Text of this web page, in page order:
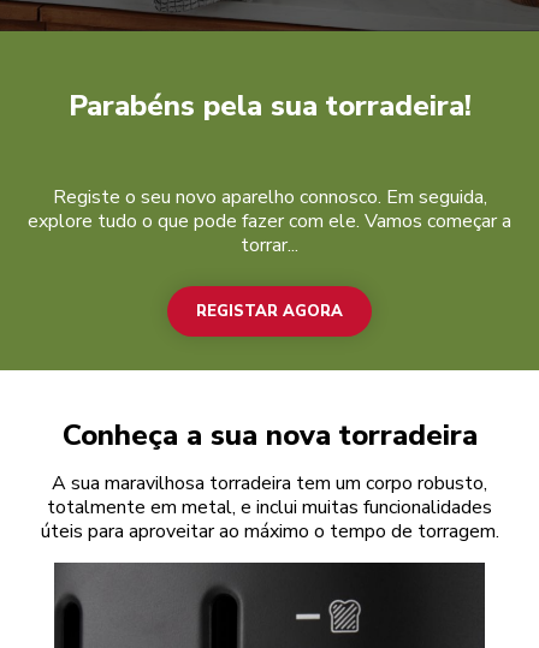
Parabéns pela sua torradeira!
Registe o seu novo aparelho connosco. Em seguida,
explore tudo o que pode fazer com ele. Vamos começar a
torrar...
REGISTAR AGORA
Registar agora
Conheça a sua nova torradeira
A sua maravilhosa torradeira tem um corpo robusto,
totalmente em metal, e inclui muitas funcionalidades
úteis para aproveitar ao máximo o tempo de torragem.